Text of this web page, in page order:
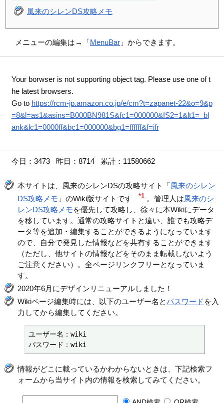
風来のシレンDS攻略メモ
メニューの編集は→「 MenuBar 」からできます。
Your borwser is not supporting object tag. Please use one of t
he latest browsers.
Go to https://rcm-jp.amazon.co.jp/e/cm?t=zapanet-22&o=9&p
=8&l=as1&asins=B000BN981S&fc1=000000&IS2=1&lt1=_bl
ank&lc1=0000ff&bc1=000000&bg1=ffffff&f=ifr
今日：3473 昨日：8714 累計：11580662
本サイトは、風来のシレンDSの攻略サイト「風来のシレン
DS攻略メモ 」のWiki版サイトです *1 。管理人は風来のシ
レンDS攻略メモを優先して攻略し、徐々に本Wikiにデータ
を移しています。通常の攻略サイトと違い、誰でも攻略デ
ータ等を追加・編集することができるようになっています
ので、自分で発見した情報などを共有することができます
（ただし、他サイトの情報などをそのまま転載しないよう
ご注意ください）。全ページリンクフリーとなっていま
す。
2020年6月にデザインリニューアルしました！
Wikiページ編集時には、以下のユーザー名とパスワード を入
力してから編集してください。
ユーザー名：wiki
パスワード：wiki
情報がどこに載っているかわからないときは、下記検索フ
ォームから当サイト内の情報を検索してみてください。